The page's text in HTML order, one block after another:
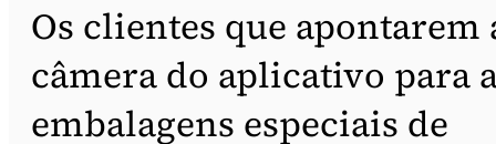
Os clientes que apontarem
câmera do aplicativo para
embalagens especiais de